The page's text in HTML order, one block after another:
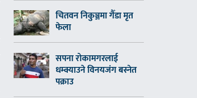
चितवन निकुञ्जमा गैँडा मृत
फेला
सपना रोकामगरलाई
धम्क्याउने विनयजंग बस्नेत
पक्राउ